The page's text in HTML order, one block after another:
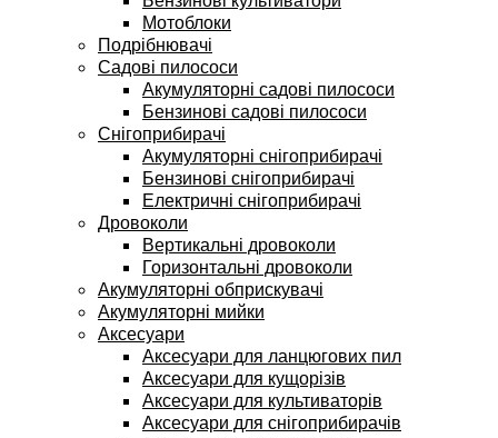
Мотоблоки
Подрібнювачі
Садові пилососи
Акумуляторні садові пилососи
Бензинові садові пилососи
Снігоприбирачі
Акумуляторні снігоприбирачі
Бензинові снігоприбирачі
Електричні снігоприбирачі
Дровоколи
Вертикальні дровоколи
Горизонтальні дровоколи
Акумуляторні обприскувачі
Акумуляторні мийки
Аксесуари
Аксесуари для ланцюгових пил
Аксесуари для кущорізів
Аксесуари для культиваторів
Аксесуари для снігоприбирачів